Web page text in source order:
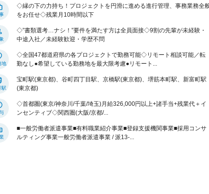
◇縁の下の力持ち！プロジェクトを円滑に進める進行管理、事務業務全
をお任せ◇残業月10時間以下
◇”書類選考…ナシ！”要件を満たす方は全員面接◇9割の先輩が未経験・
中途入社／未経験歓迎・学歴不問
地
◇全国47都道府県の各プロジェクトで勤務可能◇リモート相談可能／転
勤なし●希望している勤務地を最大限考慮●リモート...
駅
宝町駅(東京都)、谷町四丁目駅、京橋駅(東京都)、堺筋本町駅、新富町駅
(東京都)
◇首都圏(東京/神奈川/千葉/埼玉)月給326,000円以上+諸手当+残業代＋イ
ンセンティブ◇関西圏(大阪/京都/...
■一般労働者派遣事業■有料職業紹介事業■登録支援機関事業■採用コンサ
ルティング事業一般労働者派遣事業 / 派13-...